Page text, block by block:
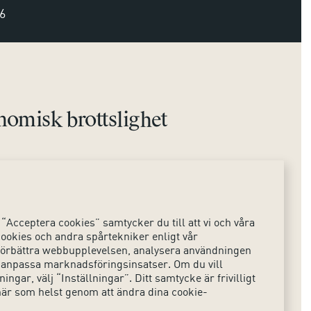
cookies” samtycker du till att vi och våra
och andra spårtekniker enligt vår
webbupplevelsen, analysera användningen
marknadsföringsinsatser. Om du vill
välj “Inställningar”. Ditt samtycke är frivilligt
som helst genom att ändra dina cookie-
brottslighet
LinkedIn
X